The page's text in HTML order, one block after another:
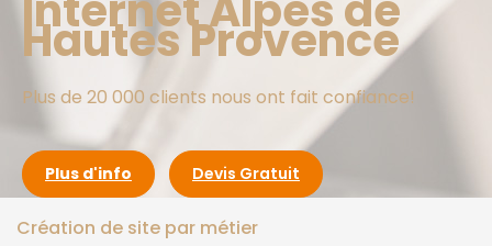
Hautes Provence
Plus de 20 000 clients nous ont fait confiance!
Plus d'info Devis Gratuit
Création de site par métier